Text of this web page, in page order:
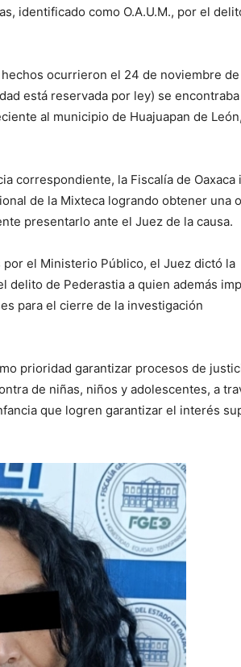
identificado como O.A.U.M., por el
ocurrieron el 24 de noviembre
está reservada por ley) se
al municipio de Huajuapan de
correspondiente, la Fiscalía de Oaxaca
de la Mixteca logrando obtener una
presentarlo ante el Juez de la causa.
el Ministerio Público, el Juez dictó la
delito de Pederastia a quien además
para el cierre de la investigación
prioridad garantizar procesos de
de niñas, niños y adolescentes, a
que logren garantizar el interés